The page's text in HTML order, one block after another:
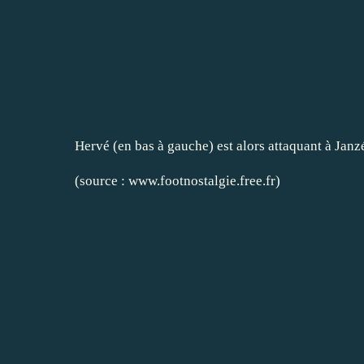
Hervé (en bas à gauche) est alors attaquant à
(source : www.footnostalgie.free.fr)